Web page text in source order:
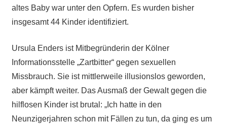
altes Baby war unter den Opfern. Es wurden bisher
insgesamt 44 Kinder identifiziert.
Ursula Enders ist Mitbegründerin der Kölner
Informationsstelle „Zartbitter“ gegen sexuellen
Missbrauch. Sie ist mittlerweile illusionslos geworden,
aber kämpft weiter. Das Ausmaß der Gewalt gegen die
hilflosen Kinder ist brutal: „Ich hatte in den
Neunzigerjahren schon mit Fällen zu tun, da ging es um